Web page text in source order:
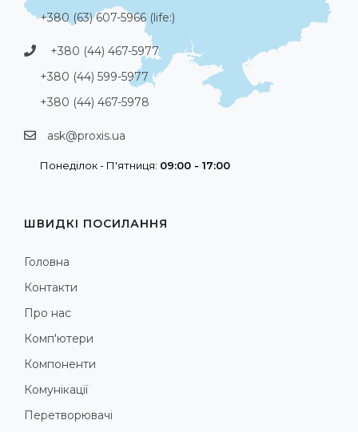
+380 (63) 607-5966 (life:)
+380 (44) 467-5977
+380 (44) 599-5977
+380 (44) 467-5978
ask@proxis.ua
Понеділок - П'ятниця: 09:00 - 17:00
ШВИДКІ ПОСИЛАННЯ
Головна
Контакти
Про нас
Комп'ютери
Компоненти
Комунікації
Перетворювачі